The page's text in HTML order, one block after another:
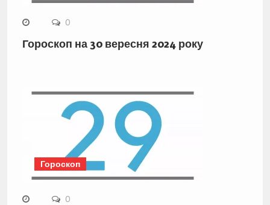
0
Гороскоп на 30 вересня 2024 року
Гороскоп
0